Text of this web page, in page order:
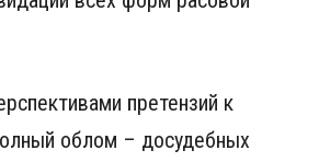
претензий к
облом – досудебных